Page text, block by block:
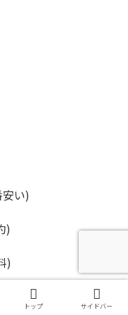
い)
)
)
トップ サイドバー